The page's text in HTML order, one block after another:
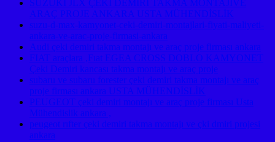
SUZUKI JLX ÇEKİ DEMİRİ TAKMA MONTAJIVE
ARAÇ PROJE ANKARA USTA MÜHENDİSLİK
suzu-d-max-kamyonet-ceki-demiri-montajlari-fiyati-maliyeti-
ankara-ve-arac-proje-firmasi-ankara
Audi çeki demiri takma montajı ve araç proje firması ankara
FIAT araçlara ,Fıat EGEA CROSS DOBLO KAMYONET
Çeki Demiri kancası takma montajı ve araç proje
subaru ve subaru forester çeki demiri takma montajı ve araç
proje firması ankara USTA MÜHENDİSLİK
PEUGEOT çeki demiri montajı ve araç proje firması Usta
Mühendislik ankara ,
peugeot rıfter çeki demiri takma montajı ve çki dmiri projesi
ankara